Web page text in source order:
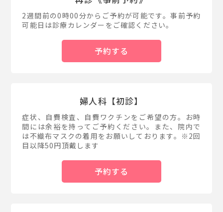
2週間前の0時00分からご予約が可能です。事前予約
可能日は診療カレンダーをご確認ください。
予約する
婦人科【初診】
症状、自費検査、自費ワクチンをご希望の方。お時
間には余裕を持ってご予約ください。また、院内で
は不織布マスクの着用をお願いしております。※2回
目以降50円頂戴します
予約する